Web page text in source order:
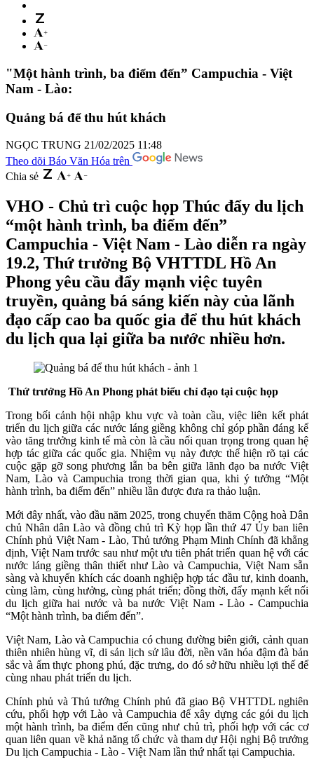
"Một hành trình, ba điểm đến” Campuchia - Việt
Nam - Lào:
Quảng bá để thu hút khách
NGỌC TRUNG 21/02/2025 11:48
Theo dõi Báo Văn Hóa trên
Chia sẻ
VHO - Chủ trì cuộc họp Thúc đẩy du lịch
“một hành trình, ba điểm đến”
Campuchia - Việt Nam - Lào diễn ra ngày
19.2, Thứ trưởng Bộ VHTTDL Hồ An
Phong yêu cầu đẩy mạnh việc tuyên
truyền, quảng bá sáng kiến này của lãnh
đạo cấp cao ba quốc gia để thu hút khách
du lịch qua lại giữa ba nước nhiều hơn.
Thứ trưởng Hồ An Phong phát biểu chỉ đạo tại cuộc họp
Trong bối cảnh hội nhập khu vực và toàn cầu, việc liên kết phát
triển du lịch giữa các nước láng giềng không chỉ góp phần đáng kể
vào tăng trưởng kinh tế mà còn là cầu nối quan trọng trong quan hệ
hợp tác giữa các quốc gia. Nhiệm vụ này được thể hiện rõ tại các
cuộc gặp gỡ song phương lẫn ba bên giữa lãnh đạo ba nước Việt
Nam, Lào và Campuchia trong thời gian qua, khi ý tưởng “Một
hành trình, ba điểm đến” nhiều lần được đưa ra thảo luận.
Mới đây nhất, vào đầu năm 2025, trong chuyến thăm Cộng hoà Dân
chủ Nhân dân Lào và đồng chủ trì Kỳ họp lần thứ 47 Ủy ban liên
Chính phủ Việt Nam - Lào, Thủ tướng Phạm Minh Chính đã khẳng
định, Việt Nam trước sau như một ưu tiên phát triển quan hệ với các
nước láng giềng thân thiết như Lào và Campuchia, Việt Nam sẵn
sàng và khuyến khích các doanh nghiệp hợp tác đầu tư, kinh doanh,
cùng làm, cùng hưởng, cùng phát triển; đồng thời, đẩy mạnh kết nối
du lịch giữa hai nước và ba nước Việt Nam - Lào - Campuchia
“Một hành trình, ba điểm đến”.
Việt Nam, Lào và Campuchia có chung đường biên giới, cảnh quan
thiên nhiên hùng vĩ, di sản lịch sử lâu đời, nền văn hóa đậm đà bản
sắc và ẩm thực phong phú, đặc trưng, do đó sở hữu nhiều lợi thế để
cùng nhau phát triển du lịch.
Chính phủ và Thủ tướng Chính phủ đã giao Bộ VHTTDL nghiên
cứu, phối hợp với Lào và Campuchia để xây dựng các gói du lịch
một hành trình, ba điểm đến cũng như chủ trì, phối hợp với các cơ
quan liên quan về khả năng tổ chức và tham dự Hội nghị Bộ trưởng
Du lịch Campuchia - Lào - Việt Nam lần thứ nhất tại Campuchia.